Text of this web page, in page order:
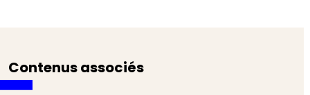
Contenus associés